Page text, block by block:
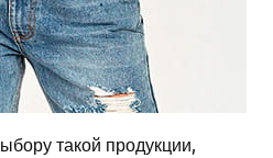
такой продукции,